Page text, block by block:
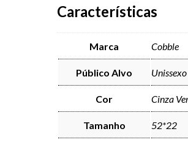
Características
Marca Cobble
Público Alvo Unissexo
Cor Cinza
Tamanho 52*22